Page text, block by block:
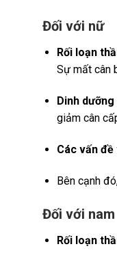
Đối với nữ
Rối loạn
Sự mất cân
Dinh
giảm cân
Các vấn đề
Bên cạnh
Đối với nam
Rối loạn